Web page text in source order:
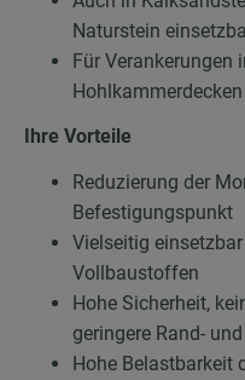
Naturstein
Für Verankerungen
Hohlkammerdecken
Ihre Vorteile
Reduzierung der
Befestigungspunkt
Vielseitig
Vollbaustoffen
Hohe Sicherheit,
geringere Rand-
Hohe Belastbarkeit